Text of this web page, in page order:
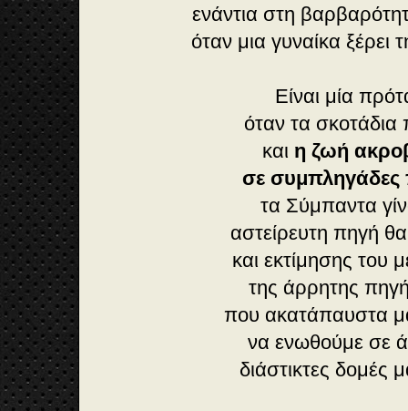
ενάντια στη
όταν μια γυναίκα ξέρει
Είναι μία
όταν τα σκοτάδια
και η ζωή
σε συμπληγάδες
τα Σύμπαντα
αστείρευτη πηγή
και εκτίμησης του
της άρρητης
που ακατάπαυστα
να ενωθούμε σε
διάστικτες δομές